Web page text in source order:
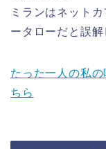
ミランはネット
ータローだと誤
たった一人の私
ちら